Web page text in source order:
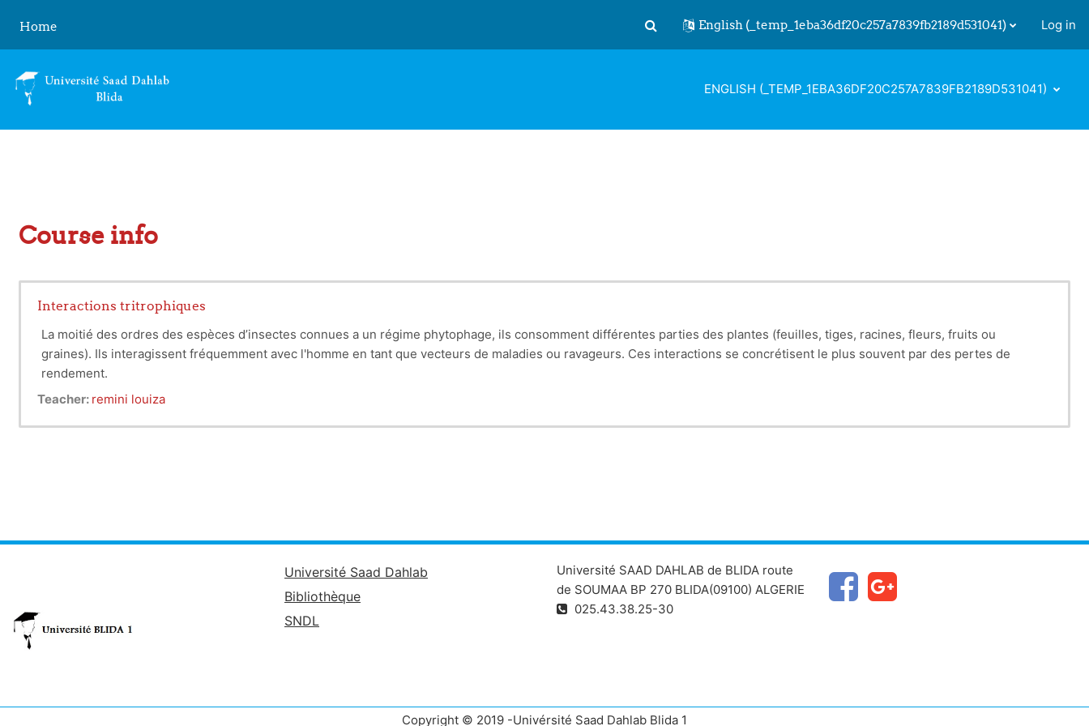
Home
Toggle search input
English ‎(_temp_1eba36df20c257a7839fb2189d531041)‎ Log in
ENGLISH ‎(_TEMP_1EBA36DF20C257A7839FB2189D531041)‎
Course info
Interactions tritrophiques
La moitié des ordres des espèces d’insectes connues a un régime phytophage, ils consomment différentes parties des plantes (feuilles, tiges, racines, fleurs, fruits ou
graines). Ils interagissent fréquemment avec l'homme en tant que vecteurs de maladies ou ravageurs. Ces interactions se concrétisent le plus souvent par des pertes de
rendement.
Les plantes sont la base de réseaux trophiques plus ou moins complexes et peuvent influencer directement ou indirectement les interactions entre les organismes des
ennemis naturels, l’impact de l’environnement proche sur les préférences des ravageurs et de leurs ennemis naturels, et par conséquent l’impact des aménagements du
Teacher: remini louiza
Université Saad Dahlab
Bibliothèque
SNDL
Université SAAD DAHLAB de BLIDA route
de SOUMAA BP 270 BLIDA(09100) ALGERIE
025.43.38.25-30
Copyright © 2019 -Univérsité Saad Dahlab Blida 1